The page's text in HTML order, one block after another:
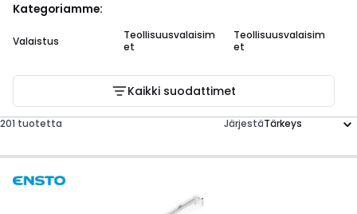
Kategoriamme:
Valaistus
Teollisuusvalaisim
et
Teollisuusvalaisim
et
Kaikki suodattimet
201 tuotetta Järjestä